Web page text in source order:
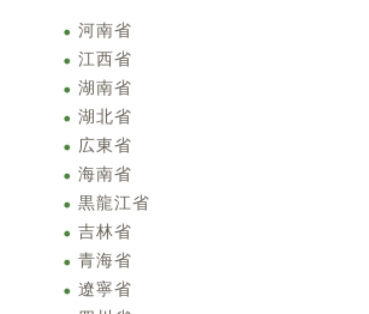
河南省
江西省
湖南省
湖北省
広東省
海南省
黒龍江省
吉林省
青海省
遼寧省